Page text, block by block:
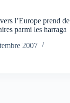
l’Europe prend de
parmi les harraga
2007